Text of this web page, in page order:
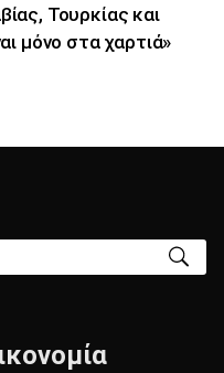
Τουρκίας και
μόνο στα χαρτιά»